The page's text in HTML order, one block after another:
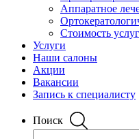
Аппаратное
Стоимость услуг
Услуги
Наши салоны
Акции
Вакансии
Запись к специалисту
Поиск